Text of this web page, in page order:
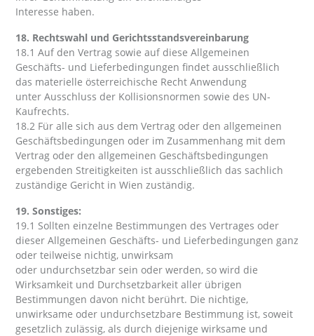
Interesse haben.
18. Rechtswahl und Gerichtsstandsvereinbarung
18.1 Auf den Vertrag sowie auf diese Allgemeinen
Geschäfts- und Lieferbedingungen findet ausschließlich
das materielle österreichische Recht Anwendung
unter Ausschluss der Kollisionsnormen sowie des UN-
Kaufrechts.
18.2 Für alle sich aus dem Vertrag oder den allgemeinen
Geschäftsbedingungen oder im Zusammenhang mit dem
Vertrag oder den allgemeinen Geschäftsbedingungen
ergebenden Streitigkeiten ist ausschließlich das sachlich
zuständige Gericht in Wien zuständig.
19. Sonstiges:
19.1 Sollten einzelne Bestimmungen des Vertrages oder
dieser Allgemeinen Geschäfts- und Lieferbedingungen ganz
oder teilweise nichtig, unwirksam
oder undurchsetzbar sein oder werden, so wird die
Wirksamkeit und Durchsetzbarkeit aller übrigen
Bestimmungen davon nicht berührt. Die nichtige,
unwirksame oder undurchsetzbare Bestimmung ist, soweit
gesetzlich zulässig, als durch diejenige wirksame und